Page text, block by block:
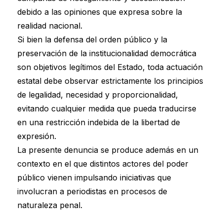
debido a las opiniones que expresa sobre la
realidad nacional.
Si bien la defensa del orden público y la
preservación de la institucionalidad democrática
son objetivos legítimos del Estado, toda actuación
estatal debe observar estrictamente los principios
de legalidad, necesidad y proporcionalidad,
evitando cualquier medida que pueda traducirse
en una restricción indebida de la libertad de
expresión.
La presente denuncia se produce además en un
contexto en el que distintos actores del poder
público vienen impulsando iniciativas que
involucran a periodistas en procesos de
naturaleza penal.